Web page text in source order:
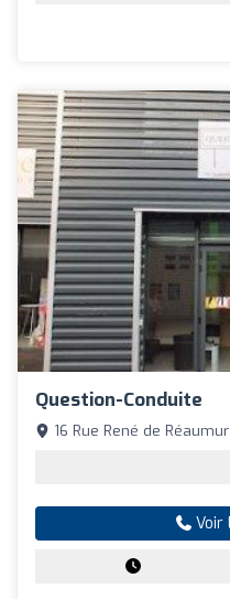
Question-Conduite
16 Rue René de
Voir